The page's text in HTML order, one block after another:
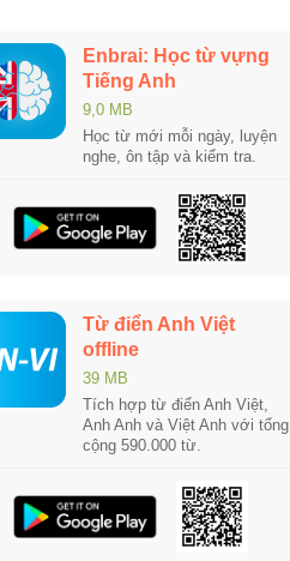
Enbrai: Học từ vựng
Tiếng Anh
9,0 MB
Học từ mới mỗi ngày, luyện
nghe, ôn tập và kiểm tra.
Từ điển Anh Việt
offline
39 MB
Tích hợp từ điển Anh Việt,
Anh Anh và Việt Anh với tổng
cộng 590.000 từ.